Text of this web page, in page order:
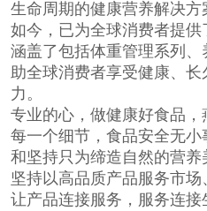
生命周期的健康营养解决方
如今，已为全球消费者提
涵盖了包括体重管理系列
助全球消费者享受健康、
力。
专业的心，做健康好食品，
每一个细节，食品安全无
和坚持只为缔造自然的营养
坚持以高品质产品服务市场
让产品连接服务，服务连